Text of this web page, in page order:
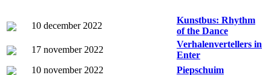
10 december 2022
Kunstbus: Rhythm
of the Dance
17 november 2022
Verhalenvertellers in
Enter
10 november 2022
Piepschuim